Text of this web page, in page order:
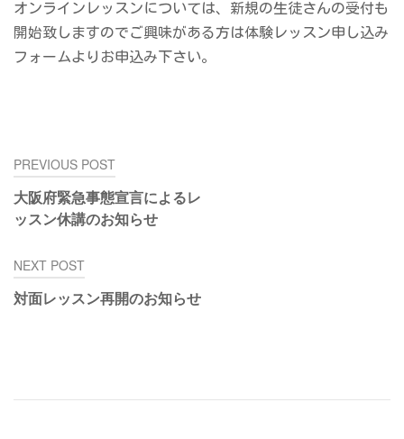
オンラインレッスンについては、新規の生徒さんの受付も
開始致しますのでご興味がある方は体験レッスン申し込み
フォームよりお申込み下さい。
投
稿
ナ
ビ
ー
シ
PREVIOUS POST
大阪府緊急事態宣言によるレ
ッスン休講のお知らせ
NEXT POST
対面レッスン再開のお知らせ